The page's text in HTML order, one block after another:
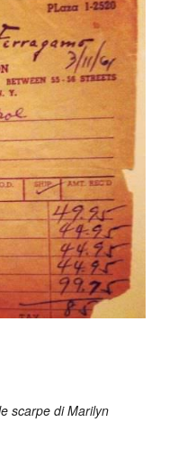
scarpe di Marilyn